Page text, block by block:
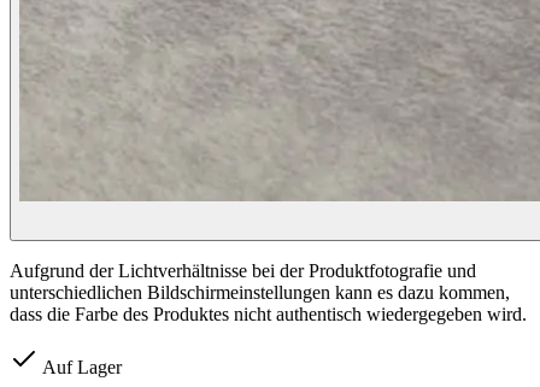
Aufgrund der Lichtverhältnisse bei der Produktfotografie und
unterschiedlichen Bildschirmeinstellungen kann es dazu kommen,
dass die Farbe des Produktes nicht authentisch wiedergegeben wird.
Auf Lager